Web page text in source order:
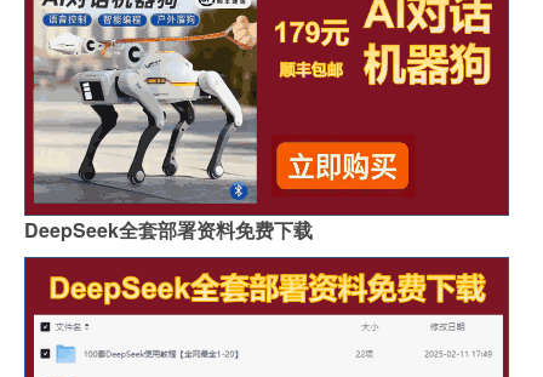
DeepSeek全套部署资料免费下载